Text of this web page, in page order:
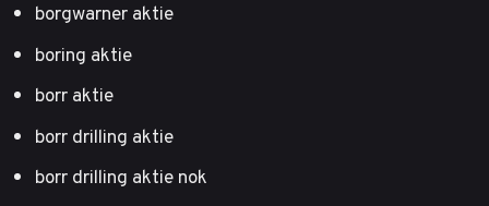
borgwarner aktie
boring aktie
borr aktie
borr drilling aktie
borr drilling aktie nok